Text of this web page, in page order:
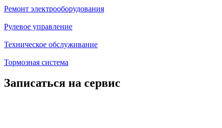
Ремонт электрооборудования
Рулевое управление
Техническое обслуживание
Тормозная система
Записаться на сервис